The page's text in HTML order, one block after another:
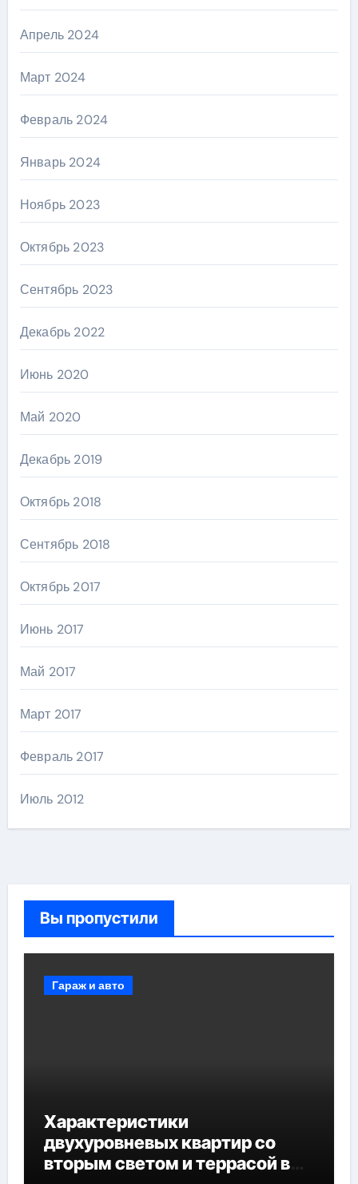
Апрель 2024
Март 2024
Февраль 2024
Январь 2024
Ноябрь 2023
Октябрь 2023
Сентябрь 2023
Декабрь 2022
Июнь 2020
Май 2020
Декабрь 2019
Октябрь 2018
Сентябрь 2018
Октябрь 2017
Июнь 2017
Май 2017
Март 2017
Февраль 2017
Июль 2012
Вы пропустили
Гараж и авто
Характеристики
двухуровневых квартир со
вторым светом и террасой в